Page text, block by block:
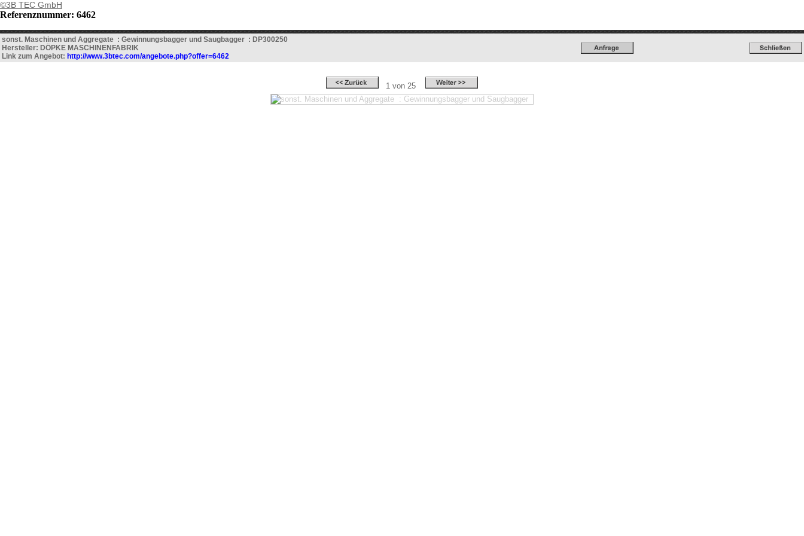
©3B TEC GmbH
Referenznummer: 6462
sonst. Maschinen und Aggregate : Gewinnungsbagger und Saugbagger : DP300250
Hersteller: DÖPKE MASCHINENFABRIK
Link zum Angebot: http://www.3btec.com/angebote.php?offer=6462
1 von 25